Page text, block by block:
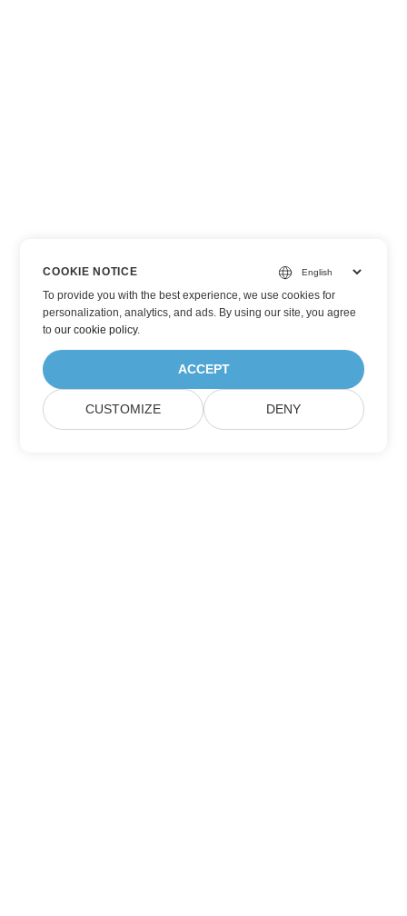
COOKIE NOTICE
To provide you with the best experience, we use cookies for
personalization, analytics, and ads. By using our site, you agree
toour cookie policy.
ACCEPT
CUSTOMIZE DENY